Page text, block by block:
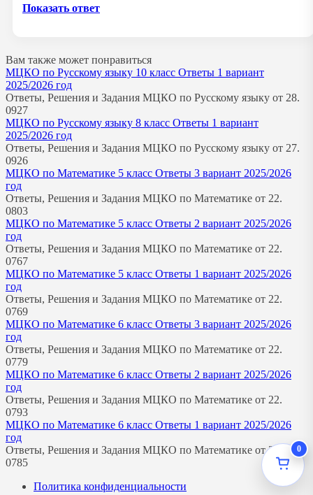
Показать ответ
Вам также может понравиться
МЦКО по Русскому языку 10 класс Ответы 1 вариант
2025/2026 год
Ответы, Решения и Задания МЦКО по Русскому языку от 28.
0927
МЦКО по Русскому языку 8 класс Ответы 1 вариант
2025/2026 год
Ответы, Решения и Задания МЦКО по Русскому языку от 27.
0926
МЦКО по Математике 5 класс Ответы 3 вариант 2025/2026
год
Ответы, Решения и Задания МЦКО по Математике от 22.
0803
МЦКО по Математике 5 класс Ответы 2 вариант 2025/2026
год
Ответы, Решения и Задания МЦКО по Математике от 22.
0767
МЦКО по Математике 5 класс Ответы 1 вариант 2025/2026
год
Ответы, Решения и Задания МЦКО по Математике от 22.
0769
МЦКО по Математике 6 класс Ответы 3 вариант 2025/2026
год
Ответы, Решения и Задания МЦКО по Математике от 22.
0779
МЦКО по Математике 6 класс Ответы 2 вариант 2025/2026
год
Ответы, Решения и Задания МЦКО по Математике от 22.
0793
МЦКО по Математике 6 класс Ответы 1 вариант 2025/2026
год
Ответы, Решения и Задания МЦКО по Математике от 22.
0785
Политика конфиденциальности
0